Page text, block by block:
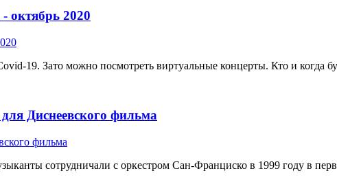
октябрь 2020
19. Зато можно посмотреть виртуальные концерты. Кто и когда
Диснеевского фильма
сотрудничали с оркестром Сан-Франциско в 1999 году в